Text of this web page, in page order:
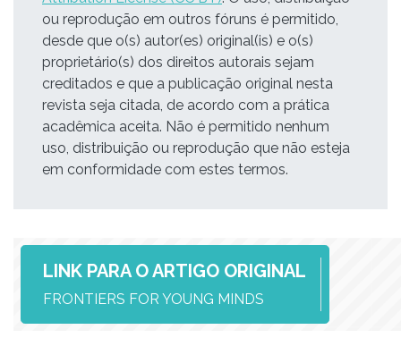
ou reprodução em outros fóruns é permitido,
desde que o(s) autor(es) original(is) e o(s)
proprietário(s) dos direitos autorais sejam
creditados e que a publicação original nesta
revista seja citada, de acordo com a prática
acadêmica aceita. Não é permitido nenhum
uso, distribuição ou reprodução que não esteja
em conformidade com estes termos.
LINK PARA O ARTIGO ORIGINAL
FRONTIERS FOR YOUNG MINDS